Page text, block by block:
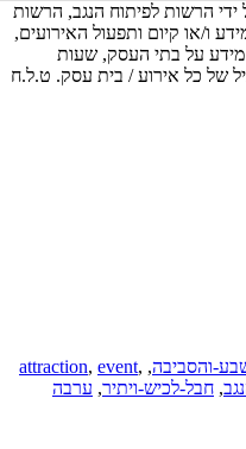
ידי הרשות לפיתוח הנגב, הרשות
ו/או קיום ותפעול האירועים,
מידע על בתי העסק, שעות
של כל אירוע / בית עסק. ט.ל.ח
והסביבה,
attraction, event,
, חבל-לכיש-ויתיר, ערבה